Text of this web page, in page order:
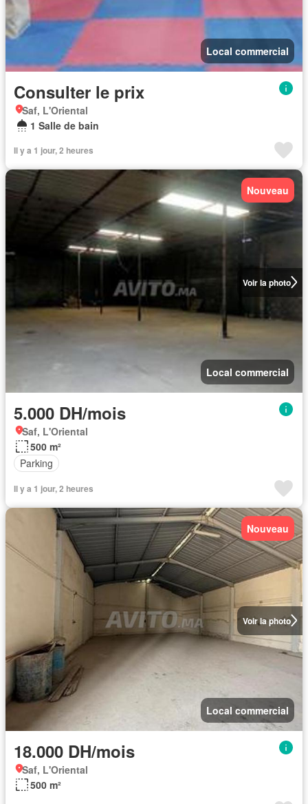
Local commercial
Consulter le prix
Saf, L'Oriental
1 Salle de bain
Il y a 1 jour, 2 heures
Voir la photo
Nouveau
Local commercial
5.000 DH/mois
Saf, L'Oriental
500 m²
Parking
Il y a 1 jour, 2 heures
Voir la photo
Nouveau
Local commercial
18.000 DH/mois
Saf, L'Oriental
500 m²